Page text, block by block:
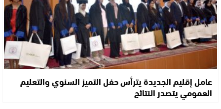
عامل إقليم الجديدة يترأس حفل التميز السنوي والتعليم
العمومي يتصدر النتائج